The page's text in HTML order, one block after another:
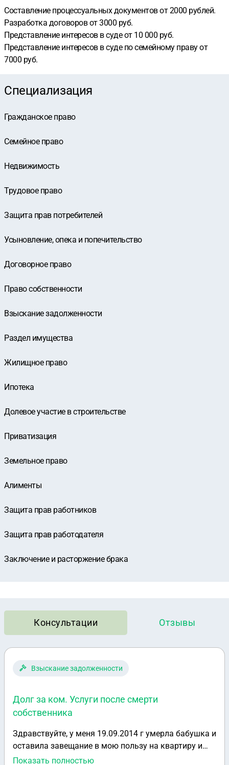
Составление процессуальных документов от 2000 рублей.
Разработка договоров от 3000 руб.
Представление интересов в суде от 10 000 руб.
Представление интересов в суде по семейному праву от
7000 руб.
Специализация
Гражданское право
Семейное право
Недвижимость
Трудовое право
Защита прав потребителей
Усыновление, опека и попечительство
Договорное право
Право собственности
Взыскание задолженности
Раздел имущества
Жилищное право
Ипотека
Долевое участие в строительстве
Приватизация
Земельное право
Алименты
Защита прав работников
Защита прав работодателя
Заключение и расторжение брака
Консультации Отзывы
Взыскание задолженности
Долг за ком. Услуги после смерти
собственника
Здравствуйте, у меня 19.09.2014 г умерла бабушка и
оставила завещание в мою пользу на квартиру и
все имущество. Сегодня 22.01.2015 пришла
Показать полностью